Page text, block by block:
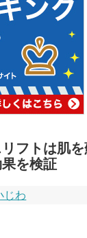
リフトは肌
を検証
じわ